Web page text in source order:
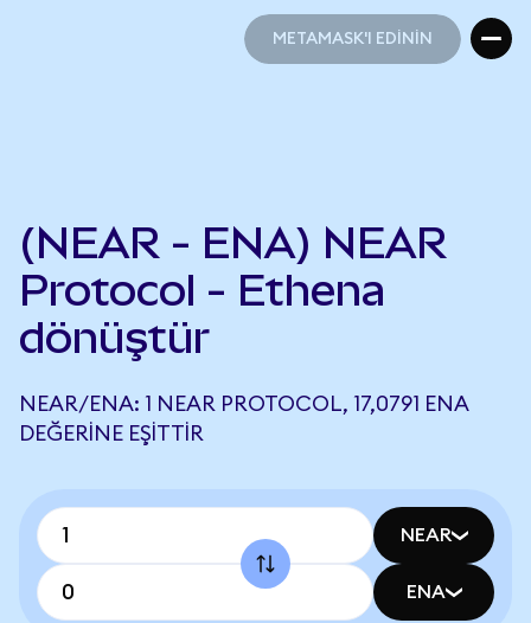
METAMASK'I EDİNİN
(NEAR - ENA) NEAR
Protocol - Ethena
dönüştür
NEAR/ENA: 1 NEAR PROTOCOL, 17,0791 ENA
DEĞERINE EŞITTIR
NEAR
ENA